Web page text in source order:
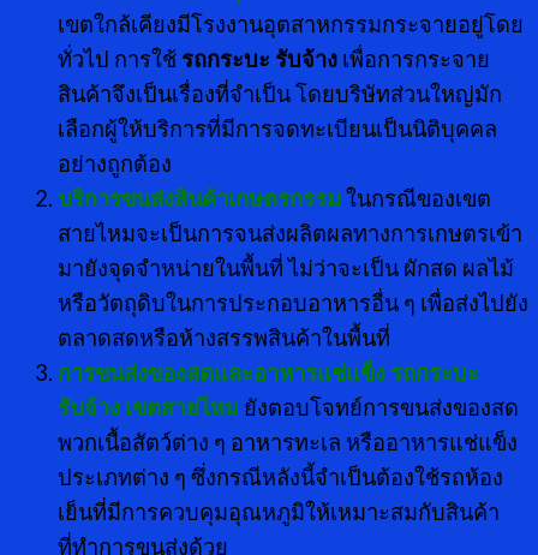
เขตใกล้เคียงมีโรงงานอุตสาหกรรมกระจายอยู่โดย
ทั่วไป การใช้ รถกระบะ รับจ้าง เพื่อการกระจาย
สินค้าจึงเป็นเรื่องที่จำเป็น โดยบริษัทส่วนใหญ่มัก
เลือกผู้ให้บริการที่มีการจดทะเบียนเป็นนิติบุคคล
อย่างถูกต้อง
บริการขนส่งสินค้าเกษตรกรรม ในกรณีของเขต
สายไหมจะเป็นการจนส่งผลิตผลทางการเกษตรเข้า
มายังจุดจำหน่ายในพื้นที่ ไม่ว่าจะเป็น ผักสด ผลไม้
หรือวัตถุดิบในการประกอบอาหารอื่น ๆ เพื่อส่งไปยัง
ตลาดสดหรือห้างสรรพสินค้าในพื้นที่
การขนส่งของสดและอาหารแช่แข็ง รถกระบะ
รับจ้าง เขตสายไหม ยังตอบโจทย์การขนส่งของสด
พวกเนื้อสัตว์ต่าง ๆ อาหารทะเล หรืออาหารแช่แข็ง
ประเภทต่าง ๆ ซึ่งกรณีหลังนี้จำเป็นต้องใช้รถห้อง
เย็นที่มีการควบคุมอุณหภูมิให้เหมาะสมกับสินค้า
ที่ทำการขนส่งด้วย